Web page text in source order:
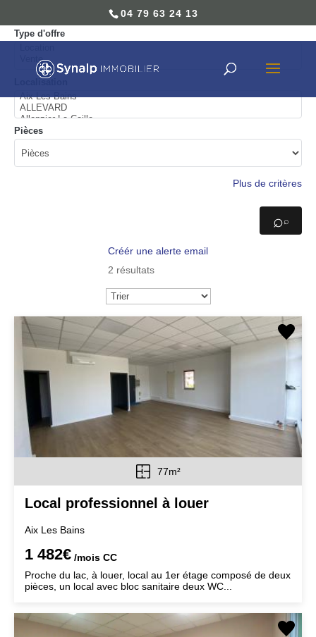
04 79 63 24 13
Type d'offre
Pièces
Plus de critères
⌕
Créér une alerte email
2 résultats
77m²
Local professionnel à louer
Aix Les Bains
1 482€ /mois CC
Proche du lac, à louer, local au 1er étage composé de deux
pièces, un local avec bloc sanitaire deux WC...
04 79 63 24 13